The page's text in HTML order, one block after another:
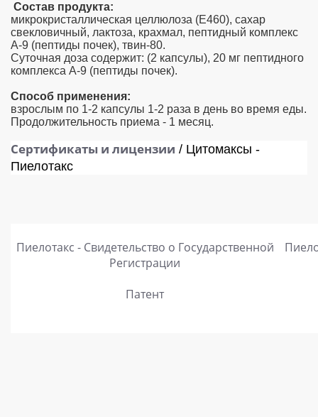
Состав продукта:
микрокристаллическая целлюлоза (Е460), сахар
свекловичный, лактоза, крахмал, пептидный комплекс
А-9 (пептиды почек), твин-80.
Суточная доза содержит: (2 капсулы), 20 мг пептидного
комплекса А-9 (пептиды почек).
Способ применения:
взрослым по 1-2 капсулы 1-2 раза в день во время еды.
Продолжительность приема - 1 месяц.
Сертификаты и лицензии / Цитомаксы -
Пиелотакс
Пиелотакс - Свидетельство о Государственной
Регистрации
Патент
железы